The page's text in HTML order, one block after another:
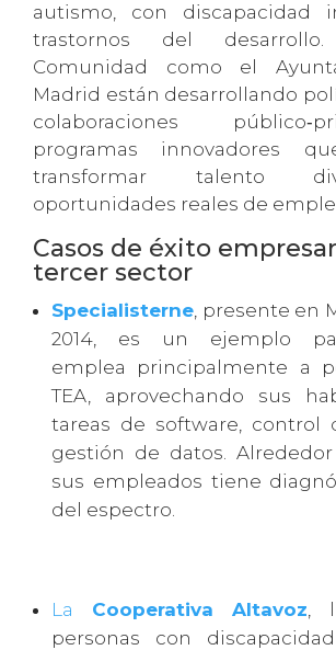
autismo, con discapacidad
trastornos del
Comunidad como el
Madrid están desarrollando
colaboraciones
programas innovadores
transformar talento
oportunidades reales de
Casos de éxito
tercer sector
Specialisterne, presente en
2014, es un ejemplo
emplea principalmente a
TEA, aprovechando sus
tareas de software, control
gestión de datos.
sus empleados tiene
del espectro.
La Cooperativa Altavoz,
personas con